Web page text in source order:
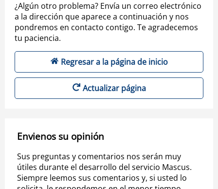
¿Algún otro problema? Envía un correo electrónico
a la dirección que aparece a continuación y nos
pondremos en contacto contigo. Te agradecemos
tu paciencia.
Regresar a la página de inicio
Actualizar página
Envienos su opinión
Sus preguntas y comentarios nos serán muy
útiles durante el desarrollo del servicio Mascus.
Siempre leemos sus comentarios y, si usted lo